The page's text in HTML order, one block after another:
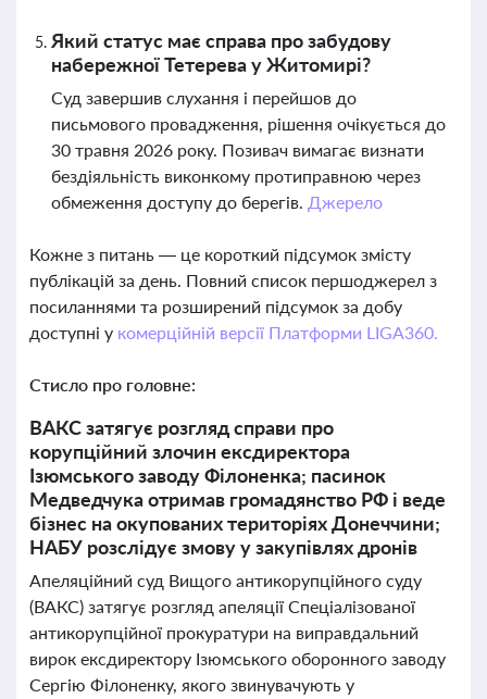
Який статус має справа про забудову
набережної Тетерева у Житомирі?
Суд завершив слухання і перейшов до
письмового провадження, рішення очікується до
30 травня 2026 року. Позивач вимагає визнати
бездіяльність виконкому протиправною через
обмеження доступу до берегів. Джерело
Кожне з питань — це короткий підсумок змісту
публікацій за день. Повний список першоджерел з
посиланнями та розширений підсумок за добу
доступні у комерційній версії Платформи LIGA360.
Стисло про головне:
ВАКС затягує розгляд справи про
корупційний злочин ексдиректора
Ізюмського заводу Філоненка; пасинок
Медведчука отримав громадянство РФ і веде
бізнес на окупованих територіях Донеччини;
НАБУ розслідує змову у закупівлях дронів
Апеляційний суд Вищого антикорупційного суду
(ВАКС) затягує розгляд апеляції Спеціалізованої
антикорупційної прокуратури на виправдальний
вирок ексдиректору Ізюмського оборонного заводу
Сергію Філоненку, якого звинувачують у